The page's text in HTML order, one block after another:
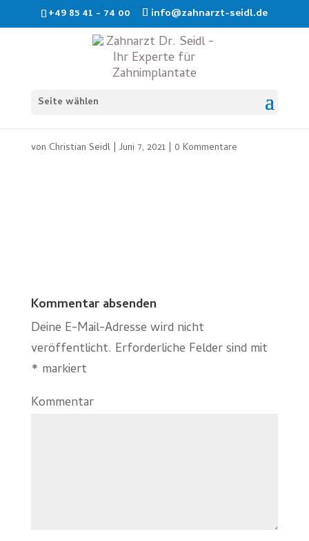
+49 85 41 - 74 00 info@zahnarzt-seidl.de
Seite wählen
Freilegung retinierter Zähne
KKB
von Christian Seidl|Juni 7, 2021| 0 Kommentare
Kommentar absenden
Deine E-Mail-Adresse wird nicht
veröffentlicht. Erforderliche Felder sind mit
* markiert
Kommentar